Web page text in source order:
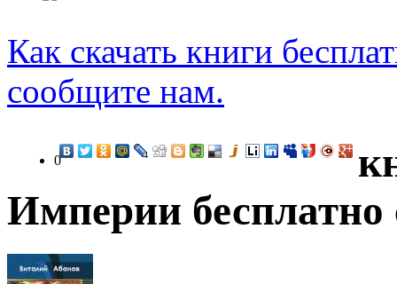
Как скачать книги
сообщите нам.
0
Империи бесплатно